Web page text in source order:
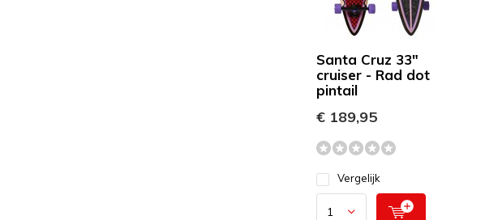
Santa Cruz 33"
cruiser - Rad dot
pintail
€ 189,95
Vergelijk